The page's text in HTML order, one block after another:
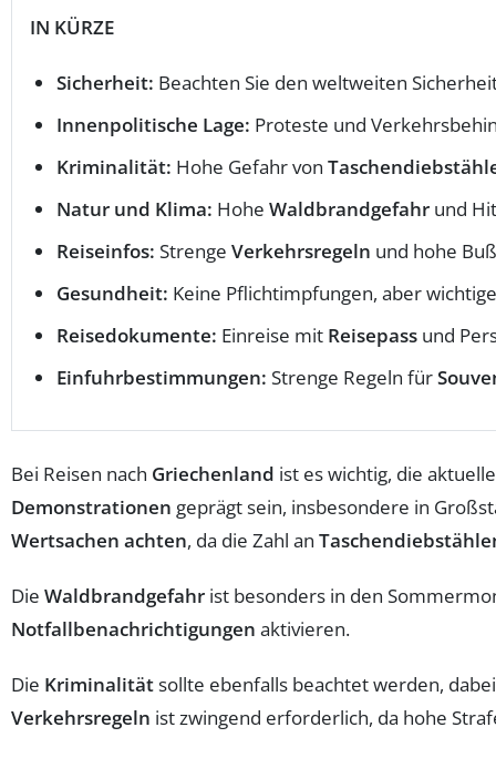
IN KÜRZE
Sicherheit: Beachten Sie den weltweiten
Innenpolitische Lage: Proteste und
Kriminalität: Hohe Gefahr von
Natur und Klima: Hohe Waldbrandgefahr und
Reiseinfos: Strenge Verkehrsregeln und hohe
Gesundheit: Keine Pflichtimpfungen, aber
Reisedokumente: Einreise mit Reisepass und
Einfuhrbestimmungen: Strenge Regeln für
Bei Reisen nach Griechenland ist es wichtig, die
Demonstrationen geprägt sein, insbesondere in
Wertsachen achten, da die Zahl an
Die Waldbrandgefahr ist besonders in den
Notfallbenachrichtigungen aktivieren.
Die Kriminalitätsollte ebenfalls beachtet werden,
Verkehrsregeln ist zwingend erforderlich, da hohe